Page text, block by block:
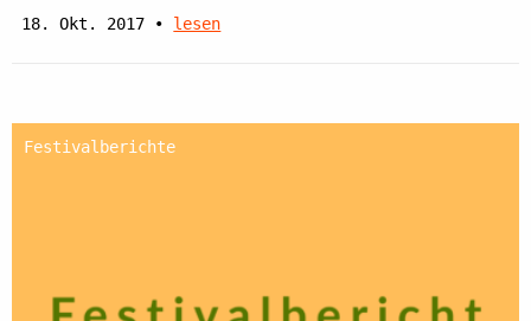
18. Okt. 2017 • lesen
Festivalberichte